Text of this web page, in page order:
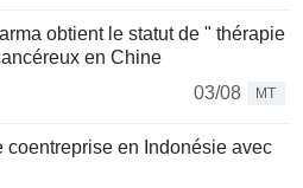
obtient le statut de " thérapie
en Chine
03/08
MT
coentreprise en Indonésie avec